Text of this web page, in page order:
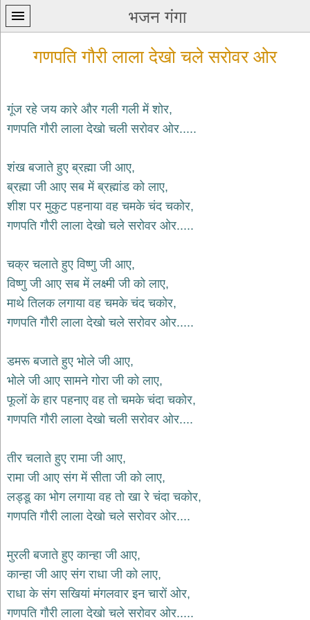
भजन गंगा
प्रथम
कृष्ण
भजन
krishna
bhajans
भजन
shiv
bhajans
हनुमान
भजन
साईं
भजन
sai
bhajans
जैन
jain
bhajans
भजन
durga
bhajans
गणेश
भजन
ganesh
bhajans
राम
गणपति गौरी लाला देखो चले सरोवर ओर
गूंज रहे जय कारे और गली गली में शोर,
गणपति गौरी लाला देखो चली सरोवर ओर.....
शंख बजाते हुए ब्रह्मा जी आए,
ब्रह्मा जी आए सब में ब्रह्मांड को लाए,
शीश पर मुकुट पहनाया वह चमके चंद चकोर,
गणपति गौरी लाला देखो चले सरोवर ओर.....
चक्र चलाते हुए विष्णु जी आए,
विष्णु जी आए सब में लक्ष्मी जी को लाए,
माथे तिलक लगाया वह चमके चंद चकोर,
गणपति गौरी लाला देखो चले सरोवर ओर.....
डमरू बजाते हुए भोले जी आए,
भोले जी आए सामने गोरा जी को लाए,
फूलों के हार पहनाए वह तो चमके चंदा चकोर,
गणपति गौरी लाला देखो चली सरोवर ओर....
तीर चलाते हुए रामा जी आए,
रामा जी आए संग में सीता जी को लाए,
लड्डू का भोग लगाया वह तो खा रे चंदा चकोर,
गणपति गौरी लाला देखो चले सरोवर ओर....
मुरली बजाते हुए कान्हा जी आए,
कान्हा जी आए संग राधा जी को लाए,
राधा के संग सखियां मंगलवार इन चारों ओर,
गणपति गौरी लाला देखो चले सरोवर ओर.....